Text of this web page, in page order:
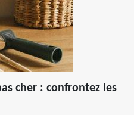
cher : confrontez les